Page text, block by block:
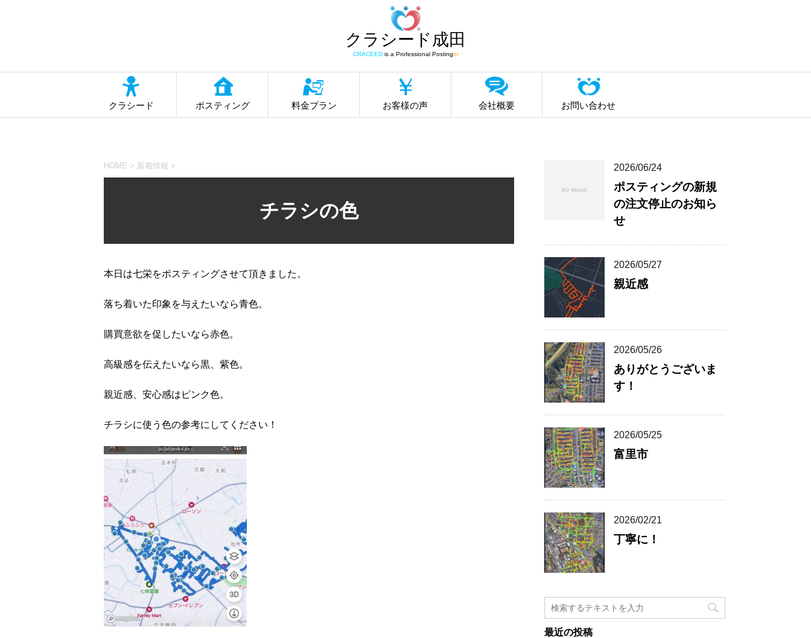
クラシード成田
CRACEEDis a Professional Postinger
クラシード ポスティング 料金プラン お客様の声 会社概要 お問い合わせ
HOME > 新着情報 >
チラシの色
本日は七栄をポスティングさせて頂きました。
落ち着いた印象を与えたいなら青色。
購買意欲を促したいなら赤色。
高級感を伝えたいなら黒、紫色。
親近感、安心感はピンク色。
チラシに使う色の参考にしてください！
2026/06/24
ポスティングの新規
の注文停止のお知ら
せ
2026/05/27
親近感
2026/05/26
ありがとうございま
す！
2026/05/25
富里市
2026/02/21
丁寧に！
最近の投稿